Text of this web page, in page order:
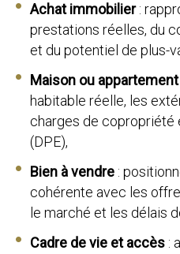
Achat immobilier:
prestations réelles, du
et du potentiel de plus-
Maison ou appartement
habitable réelle, les
charges de copropriété
(DPE),
Bien à vendre :
cohérente avec les
le marché et les délais
Cadre de vie et accès :